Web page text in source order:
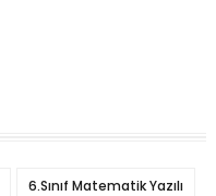
6.Sınıf Matematik Yazılı